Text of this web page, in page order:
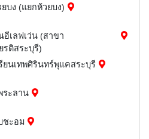
บง (แยกห้วยบง)
อีเลฟเว่น (สาขา
รติสระบุรี)
ยนเทพศิรินทร์พุแคสระบุรี
ระลาน
ชะอม